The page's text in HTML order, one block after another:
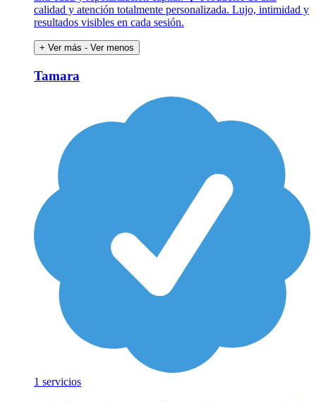
calidad y atención totalmente personalizada. Lujo, intimidad y
resultados visibles en cada sesión.
+ Ver más - Ver menos
Tamara
1 servicios